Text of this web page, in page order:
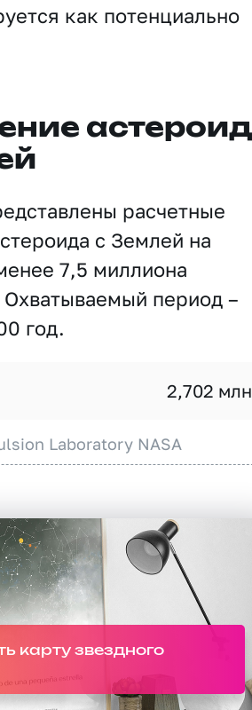
как потенциально
расчетные
с Землей на
7,5 миллиона
период –
год.
2,702
Laboratory NASA
карту звездного